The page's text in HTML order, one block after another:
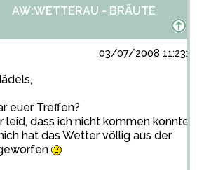
AW:WETTERAU - BRÄUTE
03/07/2008
euer Treffen?
leid, dass ich nicht kommen konnte,
hat das Wetter völlig aus der